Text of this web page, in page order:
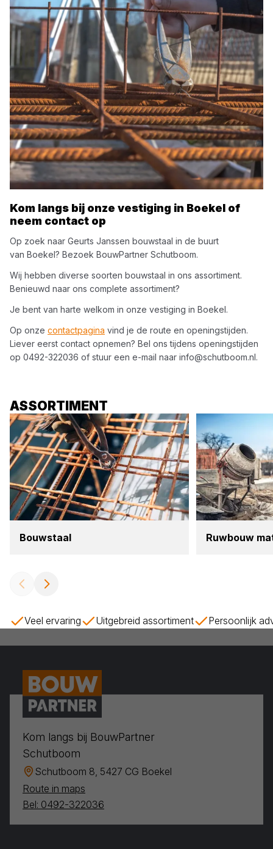
Kom langs bij onze vestiging in Boekel of
neem contact op
Op zoek naar Geurts Janssen bouwstaal in de buurt
van Boekel? Bezoek BouwPartner Schutboom.
Wij hebben diverse soorten bouwstaal in ons assortiment.
Benieuwd naar ons complete assortiment?
Je bent van harte welkom in onze vestiging in Boekel.
Op onze contactpagina vind je de route en openingstijden.
Liever eerst contact opnemen? Bel ons tijdens openingstijden
op 0492-322036 of stuur een e-mail naar info@schutboom.nl.
ASSORTIMENT
Bouw­staal Ruw­bouw
Veel ervaring Uitgebreid assortiment Persoonlijk
Kom langs bij BouwPartner
Schutboom
Schutboom 8, 5427 CG Boekel
Route in maps
Bel: 0492-322036